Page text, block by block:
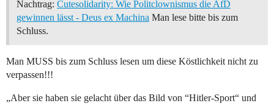
Nachtrag: Cutesolidarity: Wie Politclownismus die AfD
gewinnen lässt - Deus ex Machina Man lese bitte bis zum
Schluss.
Man MUSS bis zum Schluss lesen um diese Köstlichkeit nicht zu
verpassen!!!
„Aber sie haben sie gelacht über das Bild von “Hitler-Sport“ und